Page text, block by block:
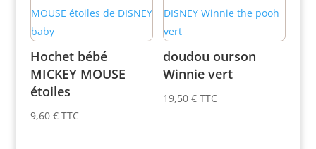
Hochet bébé
MICKEY MOUSE
étoiles
9,60 € TTC
doudou ourson
Winnie vert
19,50€ TTC